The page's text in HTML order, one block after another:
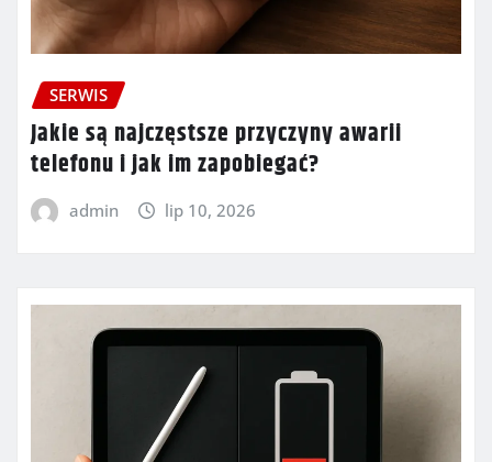
SERWIS
Jakie są najczęstsze przyczyny awarii
telefonu i jak im zapobiegać?
admin lip 10, 2026